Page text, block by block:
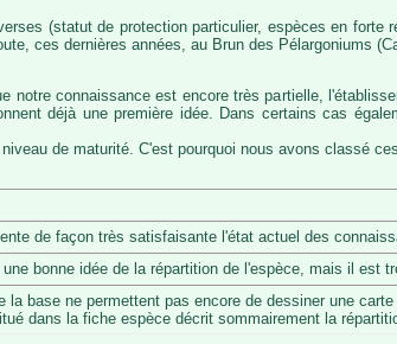
(statut de protection particulier, espèces en
ces dernières années, au Brun des Pélargoniums
notre connaissance est encore très partielle,
déjà une première idée. Dans certains cas
de maturité. C'est pourquoi nous avons classé
de façon très satisfaisante l'état actuel des
bonne idée de la répartition de l'espèce, mais il est
la base ne permettent pas encore de dessiner une
dans la fiche espèce décrit sommairement la